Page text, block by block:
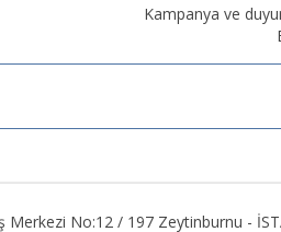
Kampanya ve
No:12 / 197 Zeytinburnu -